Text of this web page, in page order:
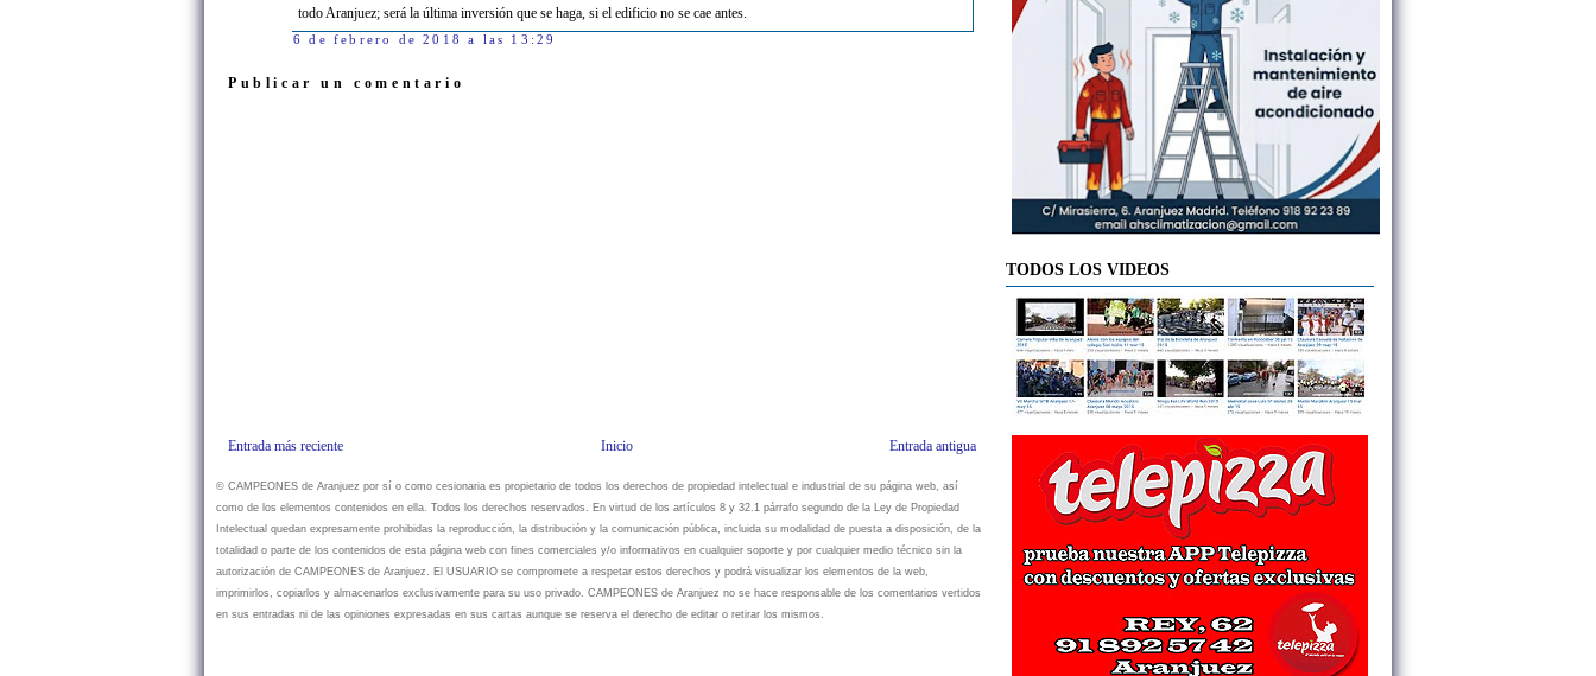
todo Aranjuez; será la última inversión que se haga, si el edificio no se cae antes.
6 de febrero de 2018 a las 13:29
Publicar un comentario
Entrada más reciente Entrada antigua
Inicio
© CAMPEONES de Aranjuez por sí o como cesionaria es propietario de todos los derechos de propiedad intelectual e industrial de su página web, así
como de los elementos contenidos en ella. Todos los derechos reservados. En virtud de los artículos 8 y 32.1 párrafo segundo de la Ley de Propiedad
Intelectual quedan expresamente prohibidas la reproducción, la distribución y la comunicación pública, incluida su modalidad de puesta a disposición, de la
totalidad o parte de los contenidos de esta página web con fines comerciales y/o informativos en cualquier soporte y por cualquier medio técnico sin la
autorización de CAMPEONES de Aranjuez. El USUARIO se compromete a respetar estos derechos y podrá visualizar los elementos de la web,
imprimirlos, copiarlos y almacenarlos exclusivamente para su uso privado. CAMPEONES de Aranjuez no se hace responsable de los comentarios vertidos
en sus entradas ni de las opiniones expresadas en sus cartas aunque se reserva el derecho de editar o retirar los mismos.
TODOS LOS VIDEOS